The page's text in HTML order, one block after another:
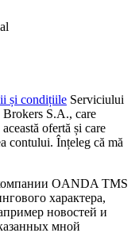
și condițiile Serviciului
S.A., care
ofertă și care
contului. Înțeleg că mă
OANDA TMS
характера,
новостей и
мной